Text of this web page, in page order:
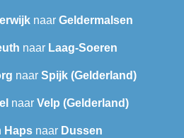
naar Geldermalsen
naar Laag-Soeren
naar Spijk (Gelderland)
naar Velp (Gelderland)
Hapsnaar Dussen